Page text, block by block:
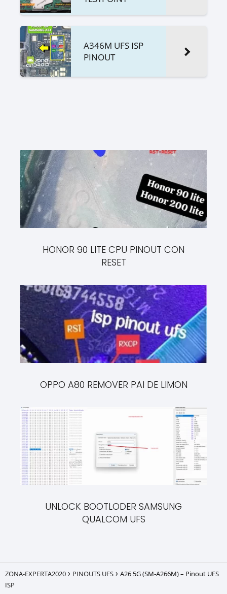
A346M UFS ISP
PINOUT
HONOR 90 LITE CPU PINOUT CON
RESET
OPPO A80 REMOVER PAI DE LIMON
UNLOCK BOOTLODER SAMSUNG
QUALCOM UFS
ZONA-EXPERTA2020 PINOUTS UFS
A26 5G (SM‑A266M) – Pinout UFS
ISP